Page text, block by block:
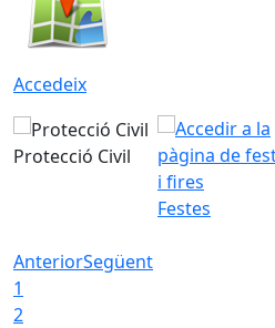
Accedeix
Protecció Civil
Festes
AnteriorSegüent
1
2